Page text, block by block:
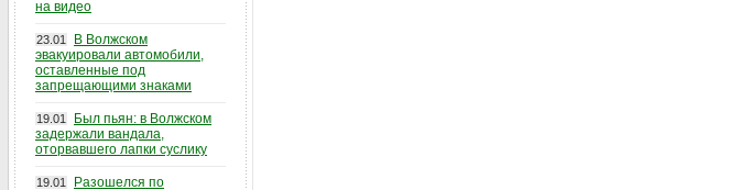
на видео
23.01
В Волжском
эвакуировали автомобили,
оставленные под
запрещающими знаками
19.01
Был пьян: в Волжском
задержали вандала,
оторвавшего лапки суслику
19.01
Разошелся по